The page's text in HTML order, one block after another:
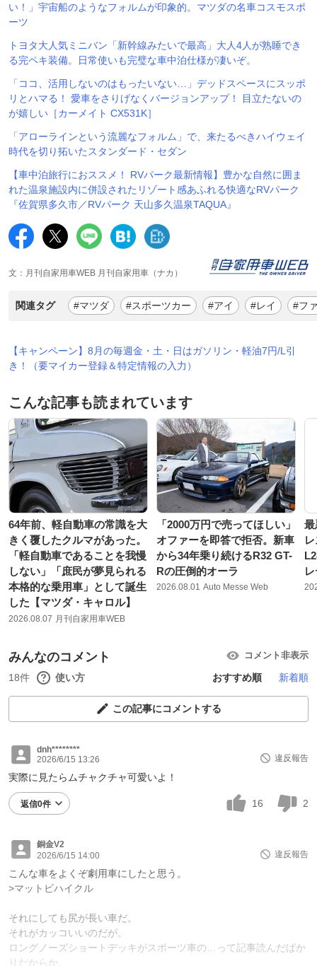
い！」宇宙船のようなフォルムが印象的。マツダの名車コスモスポ
ーツ
トヨタ大人気ミニバン「新幹線みたいで最高」大人4人が熟睡でき
る完ペキ装備。日常使いも完璧な車中泊仕様が凄いぞ。
「ココ、活用しないのはもったいない…」デッドスペースにスッポ
リとハマる！ 愛車をさりげなくバージョンアップ！ 目立たないの
が嬉しい［カーメイト CX531K］
「アローラインという流麗なフォルム」で、来たるべきハイウェイ
時代を切り拓いたスタンダード・セダン
【車中泊旅行におススメ！ RVパーク最新情報】豊かな自然に囲ま
れた温泉施設内に併設されたリゾート感あふれる快適なRVパーク
『佐賀県多久市／RVパーク 天山多久温泉TAQUA』
文：月刊自家用車WEB 月刊自家用車（ナカ）
関連タグ #マツダ #スポーツカー #アイ #レイ #フ
【キャンペーン】8月の毎週金・土・日はガソリン・軽油7円/L引
き！（要マイカー登録＆特定情報の入力）
こんな記事も読まれています
64年前、軽自動車の常識を大
きく覆したクルマがあった。
「軽自動車であることを我慢
しない」「庶民が夢見られる
本格的な乗用車」として誕生
した【マツダ・キャロル】
2026.08.07 月刊自家用車WEB
「2000万円で売ってほしい」
オファーを即答で拒否。新車
から34年乗り続けるR32 GT-
Rの圧倒的オーラ
2026.08.01 Auto Messe Web
最
みんなのコメント コメント非表示
18件 使い方 おすすめ順 新着順
この記事にコメントする
dnh********
2026/6/15 13:26
違反報告
実際に見たらムチャクチャ可愛いよ！
返信0件 16 2
銅金V2
2026/6/15 14:00
違反報告
こんな車をよくぞ劇用車にしたと思う。
>マットビハイクル
それにしても尻が長い車だ。
それがカッコいいのだが。
ロングノーズショートデッキがスポーツ車の…って記事読んだばか
りだからか。